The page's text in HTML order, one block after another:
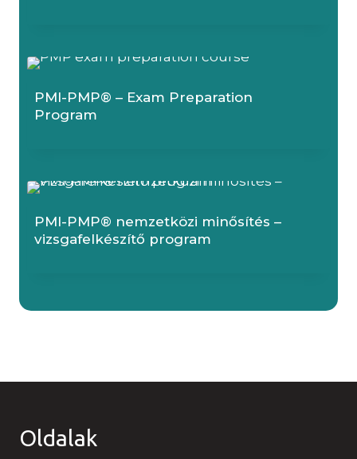
PMI-PMP® – Exam Preparation
Program
PMI-PMP® nemzetközi minősítés –
vizsgafelkészítő program
Oldalak